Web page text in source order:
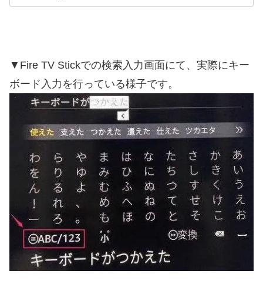
▼Fire TV Stickでの検索入力画面にて、実際にキー
ボード入力を行っている様子です。